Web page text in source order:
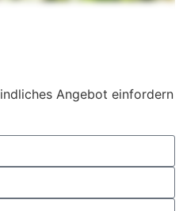
Angebot einfordern